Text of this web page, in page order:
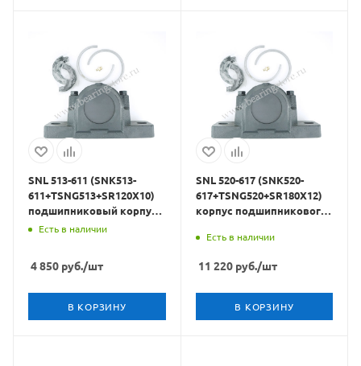
SNL 513-611 (SNK513-
611+TSNG513+SR120X10)
подшипниковый корпус
CRAFT BEARINGS
Есть в наличии
4 850 руб./шт
В КОРЗИНУ
SNL 520-617 (SNK520-
617+TSNG520+SR180X12)
корпус подшипникового
Есть в наличии
11 220руб./шт
В КОРЗИНУ